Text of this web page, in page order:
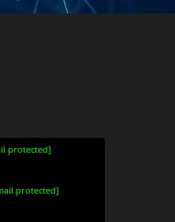
protected]
protected]